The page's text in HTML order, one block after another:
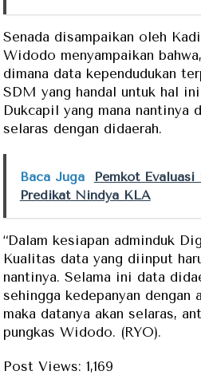
Senada disampaikan oleh
Widodo menyampaikan
dimana data kependudukan
SDM yang handal untuk hal
Dukcapil yang mana nantinya
selaras dengan didaerah.
Baca Juga
Pemkot
Predikat Nindya KLA
“Dalam kesiapan adminduk
Kualitas data yang diinput
nantinya. Selama ini data
sehingga kedepanyan
maka datanya akan selaras,
pungkas Widodo. (RYO).
Post Views: 1,169